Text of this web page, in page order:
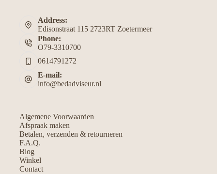
Address:
Edisonstraat 115 2723RT Zoetermeer
Phone:
O79-3310700
0614791272
E-mail:
info@bedadviseur.nl
Algemene Voorwaarden
Afspraak maken
Betalen, verzenden & retourneren
F.A.Q.
Blog
Winkel
Contact